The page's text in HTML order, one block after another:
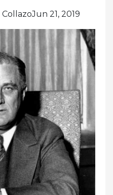
21, 2019